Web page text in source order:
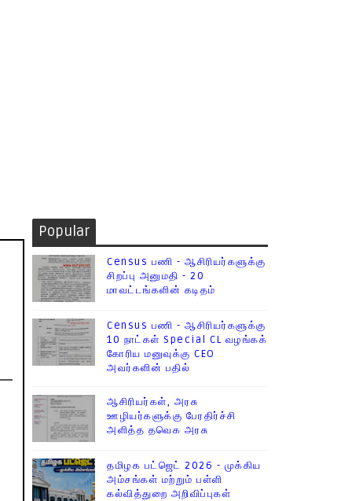
Popular
Census பணி - ஆசிரியர்களுக்கு
சிறப்பு அனுமதி - 20
மாவட்டங்களின் கடிதம்
Census பணி - ஆசிரியர்களுக்கு
10 நாட்கள் Special CL வழங்கக்
கோரிய மனுவுக்கு CEO
அவர்களின் பதில்
ஆசிரியர்கள், அரசு
ஊழியர்களுக்கு பேரதிர்ச்சி
அளித்த தவெக அரசு
தமிழக பட்ஜெட் 2026 - முக்கிய
அம்சங்கள் மற்றும் பள்ளி
கல்வித்துறை அறிவிப்புகள்